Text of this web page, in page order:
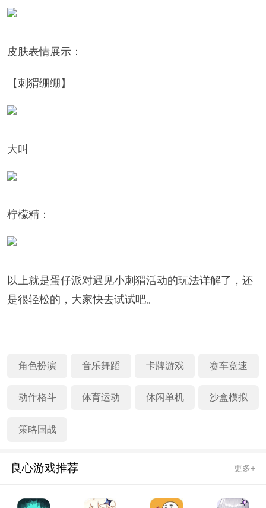
皮肤表情展示：
【刺猬绷绷】
大叫
柠檬精：
以上就是蛋仔派对遇见小刺猬活动的玩法详解了，还
是很轻松的，大家快去试试吧。
角色扮演 音乐舞蹈 卡牌游戏 赛车竞速
动作格斗 体育运动 休闲单机 沙盒模拟
策略国战
良心游戏推荐 更多+